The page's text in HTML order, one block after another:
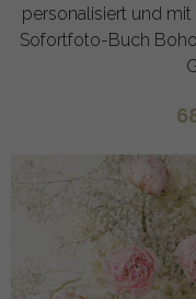
personalisiert und
Sofortfoto-Buch